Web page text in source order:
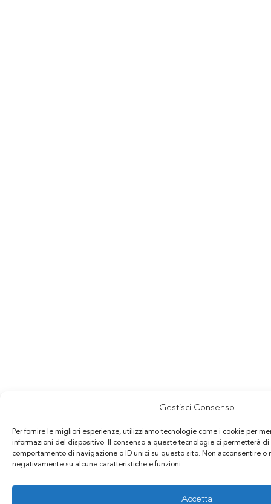
Gestisci Consenso
Per fornire le migliori esperienze, utilizziamo tecnologie come i cookie per
informazioni del dispositivo. Il consenso a queste tecnologie ci permetterà
comportamento di navigazione o ID unici su questo sito. Non acconsentire o
negativamente su alcune caratteristiche e funzioni.
Accetta